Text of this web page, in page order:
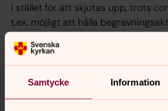
Samtycke Information
i stället för att skjutas upp, trots
t.ex. möjligt att hålla
uteceremoniplats i nära anslutning
eller att bara ha de närmaste
begravningstider längre fram om
skjuts upp, och att det därmed